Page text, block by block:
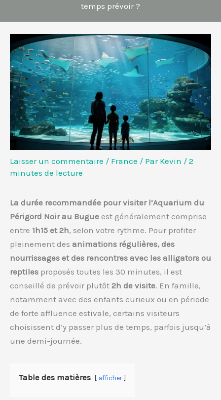
temps prévoir ?
Laisser un commentaire / France / Par Kevin / 2
minutes de lecture
La durée recommandée pour visiter l’Aquarium du
Périgord Noir au Bugue est généralement comprise
entre 1h15 et 2h, selon votre rythme. Pour profiter
pleinement des animations régulières, des
nourrissages et des rencontres avec les alligators ou
reptiles proposés toutes les 30 minutes, il est
conseillé de prévoir plutôt 2h de visite. En famille,
notamment avec des enfants curieux ou en période
de forte affluence estivale, certains visiteurs
choisissent d’y passer plus de temps, parfois jusqu’à
une demi-journée.
Table des matières afficher